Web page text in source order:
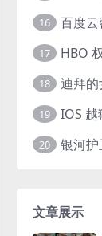
16
17
18
19
20
文章展示